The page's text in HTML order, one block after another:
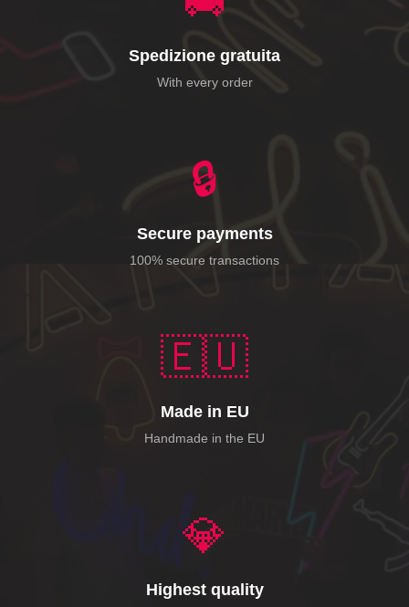
Spedizione gratuita
With every order
🔒
Secure payments
100% secure transactions
🇪🇺
Made in EU
Handmade in the EU
💎
Highest quality